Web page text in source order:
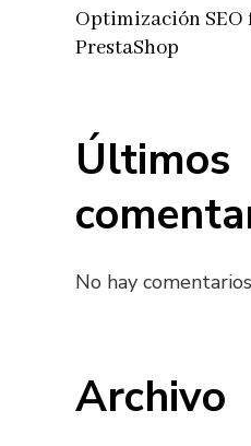
Optimización
PrestaShop
Últimos
No hay
Archivo